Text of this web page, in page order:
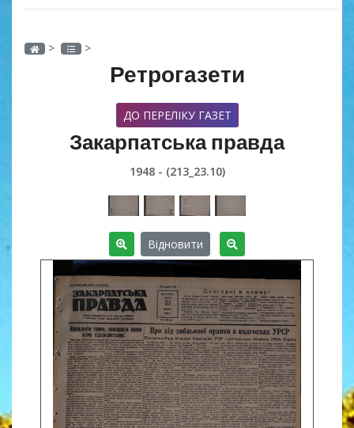
> >
Ретрогазети
ДО ПЕРЕЛІКУ ГАЗЕТ
Закарпатська правда
1948 - (213_23.10)
Відновити